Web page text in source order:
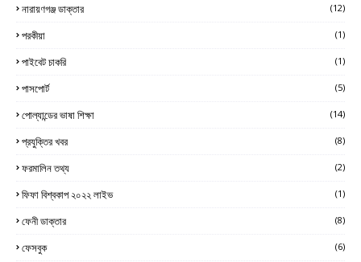
নারায়ণগঞ্জ ডাক্তার (12)
পরকীয়া (1)
পাইবেট চাকরি (1)
পাসপোর্ট (5)
পোল্যান্ডের ভাষা শিক্ষা (14)
প্রযুক্তির খবর (8)
ফরমালিন তথ্য (2)
ফিফা বিশ্বকাপ ২০২২ লাইভ (1)
ফেনী ডাক্তার (8)
ফেসবুক (6)